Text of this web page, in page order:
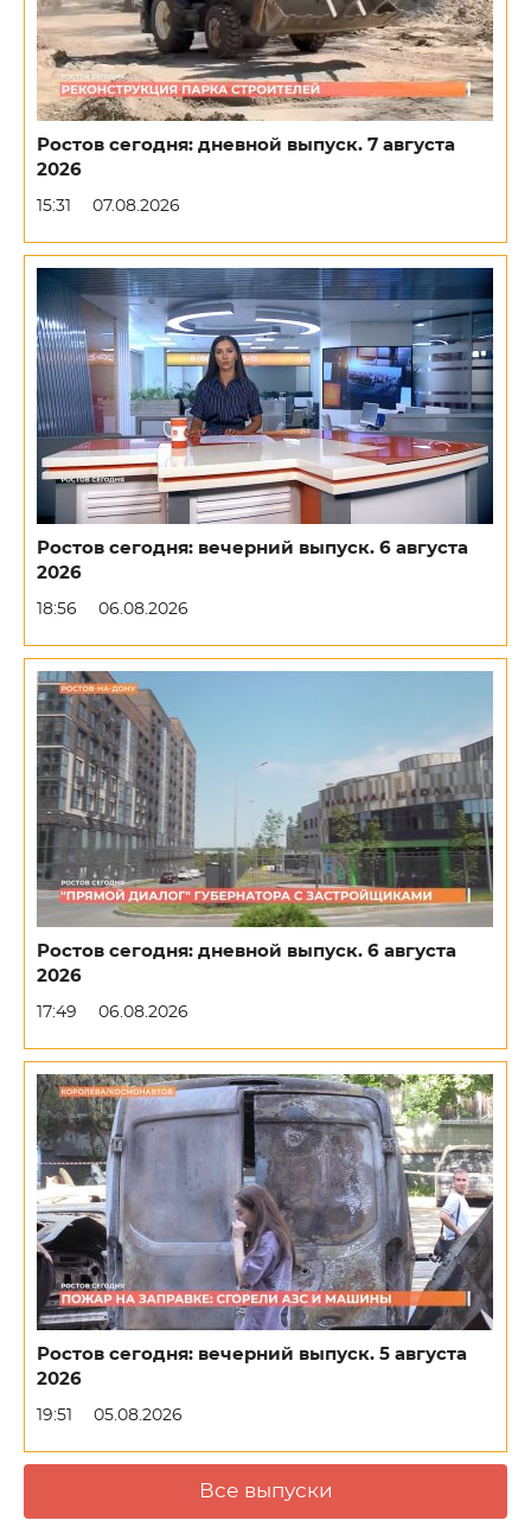
Ростов сегодня: дневной выпуск. 7 августа
2026
15:31 07.08.2026
Ростов сегодня: вечерний выпуск. 6 августа
2026
18:56 06.08.2026
Ростов сегодня: дневной выпуск. 6 августа
2026
17:49 06.08.2026
Ростов сегодня: вечерний выпуск. 5 августа
2026
19:51 05.08.2026
Все выпуски